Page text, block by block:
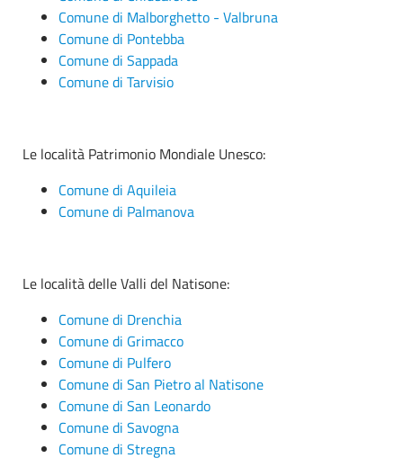
Comune di Malborghetto - Valbruna
Comune di Pontebba
Comune di Sappada
Comune di Tarvisio
Le località Patrimonio Mondiale Unesco:
Comune di Aquileia
Comune di Palmanova
Le località delle Valli del Natisone:
Comune di Drenchia
Comune di Grimacco
Comune di Pulfero
Comune di San Pietro al Natisone
Comune di San Leonardo
Comune di Savogna
Comune di Stregna